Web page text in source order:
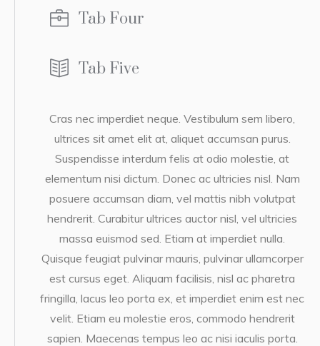
Tab Four
Tab Five
Cras nec imperdiet neque. Vestibulum sem libero,
ultrices sit amet elit at, aliquet accumsan purus.
Suspendisse interdum felis at odio molestie, at
elementum nisi dictum. Donec ac ultricies nisl. Nam
posuere accumsan diam, vel mattis nibh volutpat
hendrerit. Curabitur ultrices auctor nisl, vel ultricies
massa euismod sed. Etiam at imperdiet nulla.
Quisque feugiat pulvinar mauris, pulvinar ullamcorper
est cursus eget. Aliquam facilisis, nisl ac pharetra
fringilla, lacus leo porta ex, et imperdiet enim est nec
velit. Etiam eu molestie eros, commodo hendrerit
sapien. Maecenas tempus leo ac nisi iaculis porta.